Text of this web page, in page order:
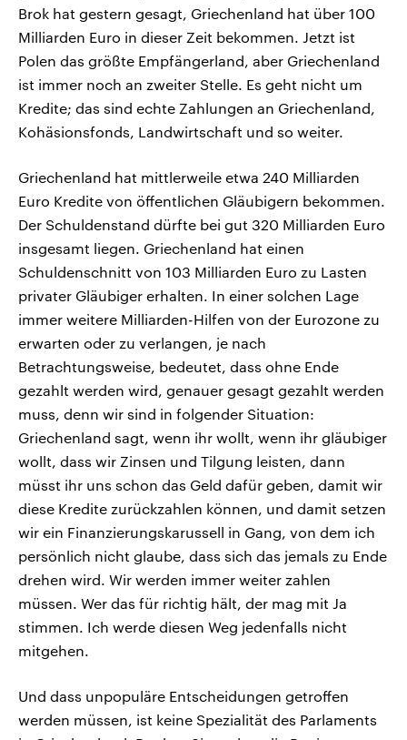
Brok hat gestern gesagt, Griechenland hat über 100
Milliarden Euro in dieser Zeit bekommen. Jetzt ist
Polen das größte Empfängerland, aber Griechenland
ist immer noch an zweiter Stelle. Es geht nicht um
Kredite; das sind echte Zahlungen an Griechenland,
Kohäsionsfonds, Landwirtschaft und so weiter.
Griechenland hat mittlerweile etwa 240 Milliarden
Euro Kredite von öffentlichen Gläubigern bekommen.
Der Schuldenstand dürfte bei gut 320 Milliarden Euro
insgesamt liegen. Griechenland hat einen
Schuldenschnitt von 103 Milliarden Euro zu Lasten
privater Gläubiger erhalten. In einer solchen Lage
immer weitere Milliarden-Hilfen von der Eurozone zu
erwarten oder zu verlangen, je nach
Betrachtungsweise, bedeutet, dass ohne Ende
gezahlt werden wird, genauer gesagt gezahlt werden
muss, denn wir sind in folgender Situation:
Griechenland sagt, wenn ihr wollt, wenn ihr gläubiger
wollt, dass wir Zinsen und Tilgung leisten, dann
müsst ihr uns schon das Geld dafür geben, damit wir
diese Kredite zurückzahlen können, und damit setzen
wir ein Finanzierungskarussell in Gang, von dem ich
persönlich nicht glaube, dass sich das jemals zu Ende
drehen wird. Wir werden immer weiter zahlen
müssen. Wer das für richtig hält, der mag mit Ja
stimmen. Ich werde diesen Weg jedenfalls nicht
mitgehen.
Und dass unpopuläre Entscheidungen getroffen
werden müssen, ist keine Spezialität des Parlaments